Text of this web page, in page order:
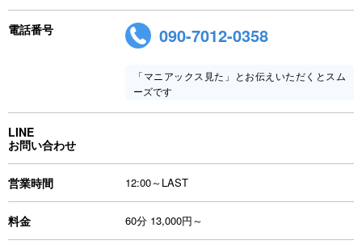
電話番号 090-7012-0358
「マニアックス見た」とお伝えいただくとスム
ーズです
LINE
お問い合わせ
営業時間 12:00～LAST
料金 60分 13,000円～